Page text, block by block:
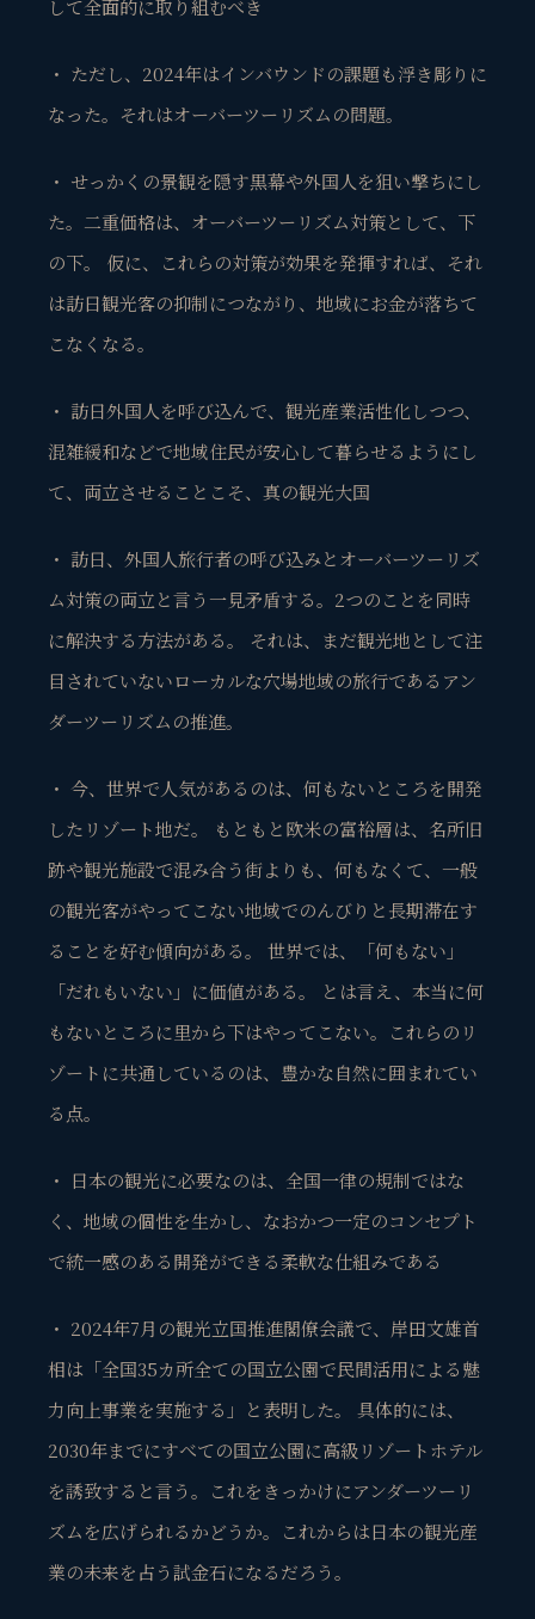
して全面的に取り組むべき
・ ただし、2024年はインバウンドの課題も浮き彫りに
なった。それはオーバーツーリズムの問題。
・ せっかくの景観を隠す黒幕や外国人を狙い撃ちにし
た。二重価格は、オーバーツーリズム対策として、下
の下。 仮に、これらの対策が効果を発揮すれば、それ
は訪日観光客の抑制につながり、地域にお金が落ちて
こなくなる。
・ 訪日外国人を呼び込んで、観光産業活性化しつつ、
混雑緩和などで地域住民が安心して暮らせるようにし
て、両立させることこそ、真の観光大国
・ 訪日、外国人旅行者の呼び込みとオーバーツーリズ
ム対策の両立と言う一見矛盾する。2つのことを同時
に解決する方法がある。 それは、まだ観光地として注
目されていないローカルな穴場地域の旅行であるアン
ダーツーリズムの推進。
・ 今、世界で人気があるのは、何もないところを開発
したリゾート地だ。 もともと欧米の富裕層は、名所旧
跡や観光施設で混み合う街よりも、何もなくて、一般
の観光客がやってこない地域でのんびりと長期滞在す
ることを好む傾向がある。 世界では、「何もない」
「だれもいない」に価値がある。 とは言え、本当に何
もないところに里から下はやってこない。これらのリ
ゾートに共通しているのは、豊かな自然に囲まれてい
る点。
・ 日本の観光に必要なのは、全国一律の規制ではな
く、地域の個性を生かし、なおかつ一定のコンセプト
で統一感のある開発ができる柔軟な仕組みである
・ 2024年7月の観光立国推進閣僚会議で、岸田文雄首
相は「全国35カ所全ての国立公園で民間活用による魅
力向上事業を実施する」と表明した。 具体的には、
2030年までにすべての国立公園に高級リゾートホテル
を誘致すると言う。これをきっかけにアンダーツーリ
ズムを広げられるかどうか。これからは日本の観光産
業の未来を占う試金石になるだろう。